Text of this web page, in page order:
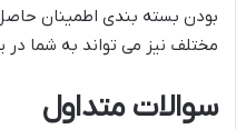
بودن بسته بندی اطمینان
مختلف نیز می تواند به شما در
سوالات متداول